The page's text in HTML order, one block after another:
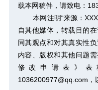
载本网稿件，请致电：
本网注明“来源：
自其他媒体，转载目的
同其观点和对其真实性
内容、版权和其他问题
修改申请表》 表
1036200977@qq.com，